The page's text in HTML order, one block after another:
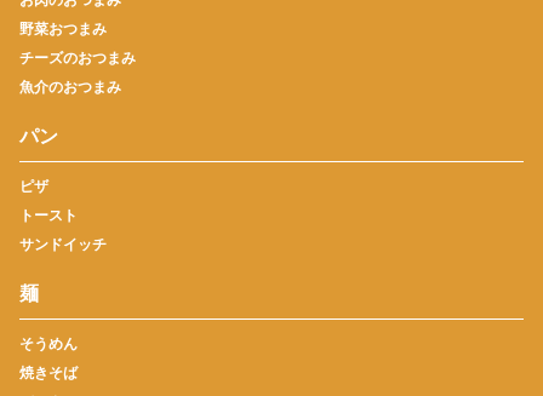
野菜おつまみ
チーズのおつまみ
魚介のおつまみ
パン
ピザ
トースト
サンドイッチ
麺
そうめん
焼きそば